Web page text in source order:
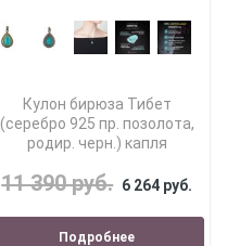
Кулон бирюза Тибет
(серебро 925 пр. позолота,
родир. черн.) капля
11 390 руб. 6 264 руб.
Подробнее